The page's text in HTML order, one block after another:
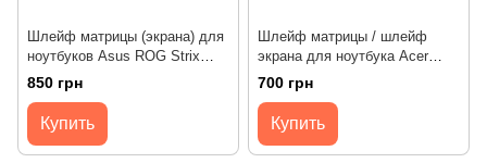
Шлейф матрицы (экрана) для
ноутбуков Asus ROG Strix
G512IC, G513, PX513
[120/144/165Hz] 0.5mm
(6017B1547401/6017B1701801)
Оригинал от Asus
850 грн
Купить
Шлейф матрицы / шлейф
экрана для ноутбука Acer
Nitro 5 AN515-43, AN515-54
[60Hz] (DC02003J000)
Оригинал от Acer
700 грн
Купить